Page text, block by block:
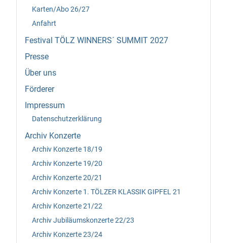
Karten/Abo 26/27
Anfahrt
Festival TÖLZ WINNERS´ SUMMIT 2027
Presse
Über uns
Förderer
Impressum
Datenschutzerklärung
Archiv Konzerte
Archiv Konzerte 18/19
Archiv Konzerte 19/20
Archiv Konzerte 20/21
Archiv Konzerte 1. TÖLZER KLASSIK GIPFEL 21
Archiv Konzerte 21/22
Archiv Jubiläumskonzerte 22/23
Archiv Konzerte 23/24